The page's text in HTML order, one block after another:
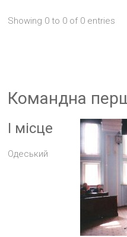
Showing 0 to 0 of 0 entries
Командна
I місце
Одеський